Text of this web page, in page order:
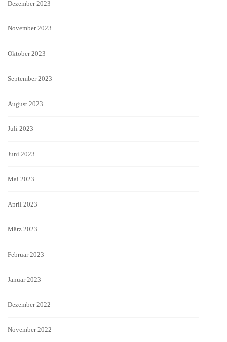
Dezember 2023
November 2023
Oktober 2023
September 2023
August 2023
Juli 2023
Juni 2023
Mai 2023
April 2023
März 2023
Februar 2023
Januar 2023
Dezember 2022
November 2022